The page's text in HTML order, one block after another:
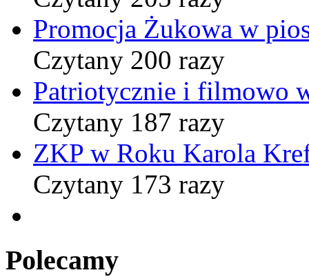
Promocja Żukowa w
Czytany 200 razy
Patriotycznie i filmowo
Czytany 187 razy
ZKP w Roku Karola
Czytany 173 razy
Polecamy